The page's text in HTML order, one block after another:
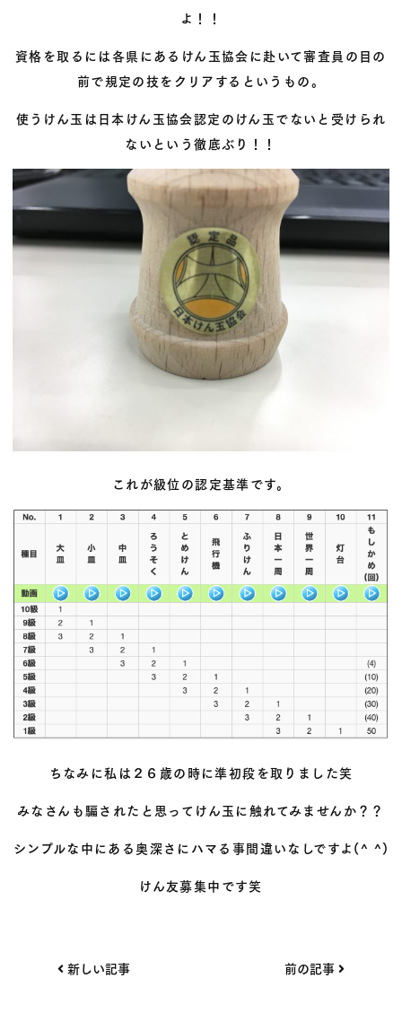
よ！！
資格を取るには各県にあるけん玉協会に赴いて審査員の目の
前で規定の技をクリアするというもの。
使うけん玉は日本けん玉協会認定のけん玉でないと受けられ
ないという徹底ぶり！！
これが級位の認定基準です。
ちなみに私は２６歳の時に準初段を取りました笑
みなさんも騙されたと思ってけん玉に触れてみませんか？？
シンプルな中にある奥深さにハマる事間違いなしですよ(^ ^)
けん友募集中です笑
投 前の記事
新しい記事